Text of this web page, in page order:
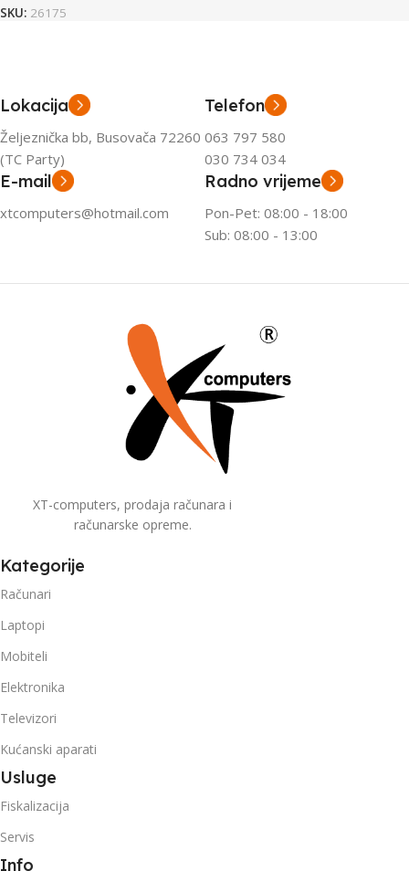
SKU: 26175
Lokacija
Željeznička bb, Busovača 72260
(TC Party)
Telefon
063 797 580
030 734 034
E-mail
xtcomputers@hotmail.com
Radno vrijeme
Pon-Pet: 08:00 - 18:00
Sub: 08:00 - 13:00
XT-computers, prodaja računara i
računarske opreme.
Kategorije
Računari
Laptopi
Mobiteli
Elektronika
Televizori
Kućanski aparati
Usluge
Fiskalizacija
Servis
Info